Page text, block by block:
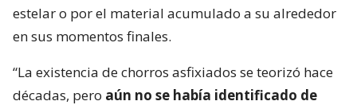
estelar o por el material acumulado a su alrededor
en sus momentos finales.
“La existencia de chorros asfixiados se teorizó hace
décadas, pero aún no se había identificado de